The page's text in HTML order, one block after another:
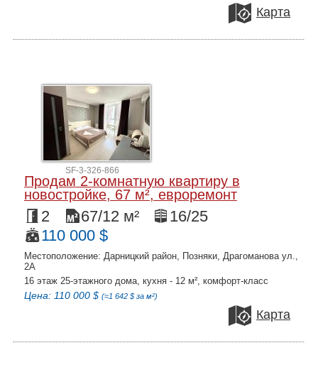
Карта
SF-3-326-866
Продам 2-комнатную квартиру в
новостройке, 67 м², евроремонт
2 67/12 м²
16/25
110 000 $
Местоположение: Дарницкий район, Позняки, Драгоманова ул.,
2А
16 этаж 25-этажного дома, кухня - 12 м², комфорт-класс
Цена: 110 000 $ (≈1 642 $ за м²)
Карта